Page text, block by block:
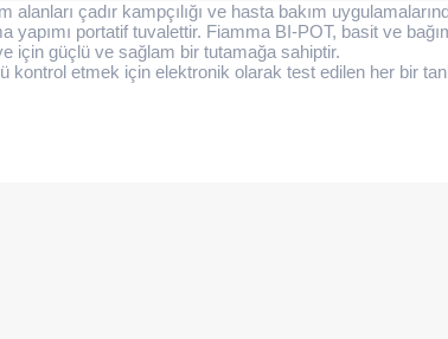
alanları çadır kampçılığı ve hasta bakım
portatif tuvalettir. Fiamma BI-POT, basit ve
için güçlü ve sağlam bir tutamağa sahiptir.
etmek için elektronik olarak test edilen her bir